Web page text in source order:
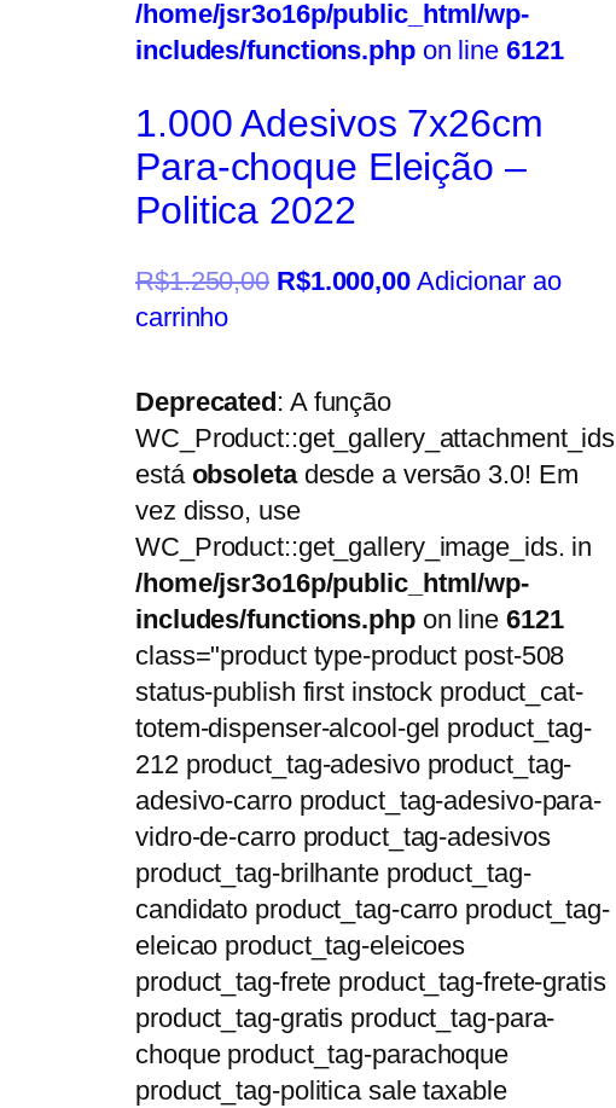
/home/jsr3o16p/public_html/wp-
includes/functions.phpon line 6121
1.000 Adesivos 7x26cm
Para-choque Eleição –
Politica 2022
R$1.250,00 R$1.000,00 Adicionar ao
carrinho
Deprecated: A função
WC_Product::get_gallery_attachment_ids
está obsoletadesde a versão 3.0! Em
vez disso, use
WC_Product::get_gallery_image_ids. in
/home/jsr3o16p/public_html/wp-
includes/functions.phpon line 6121
class="product type-product post-508
status-publish first instock product_cat-
totem-dispenser-alcool-gel product_tag-
212 product_tag-adesivo product_tag-
adesivo-carro product_tag-adesivo-para-
vidro-de-carro product_tag-adesivos
product_tag-brilhante product_tag-
candidato product_tag-carro product_tag-
eleicao product_tag-eleicoes
product_tag-frete product_tag-frete-gratis
product_tag-gratis product_tag-para-
choque product_tag-parachoque
product_tag-politica sale taxable